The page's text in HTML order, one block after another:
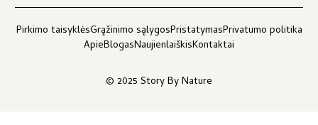
© 2025 Story By Nature
Pirkimo taisyklėsGrąžinimo sąlygosPristatymasPrivatumo politika
ApieBlogasNaujienlaiškisKontaktai